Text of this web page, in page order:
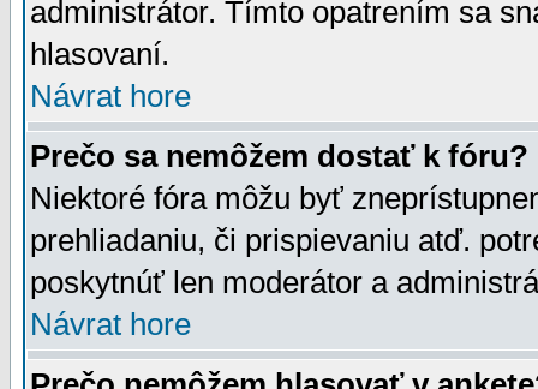
administrátor. Tímto opatrením sa
hlasovaní.
Návrat hore
Prečo sa nemôžem dostať k fóru?
Niektoré fóra môžu byť
prehliadaniu, či prispievaniu atď.
poskytnúť len moderátor a
Návrat hore